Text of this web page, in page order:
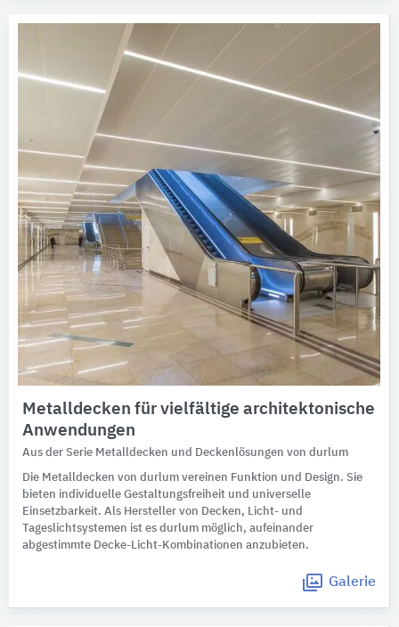
Metalldecken für vielfältige architektonische
Anwendungen
Aus der Serie Metalldecken und Deckenlösungen von durlum
Die Metalldecken von durlum vereinen Funktion und Design. Sie
bieten individuelle Gestaltungsfreiheit und universelle
Einsetzbarkeit. Als Hersteller von Decken, Licht- und
Tageslichtsystemen ist es durlum möglich, aufeinander
abgestimmte Decke-Licht-Kombinationen anzubieten.
Galerie